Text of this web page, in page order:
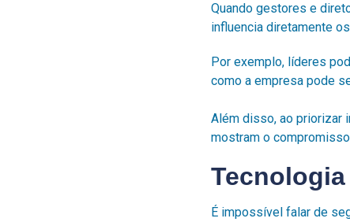
Quando gestores e
influencia diretamente
Por exemplo, líderes
como a empresa pode
Além disso, ao priorizar
mostram o
É impossível falar de